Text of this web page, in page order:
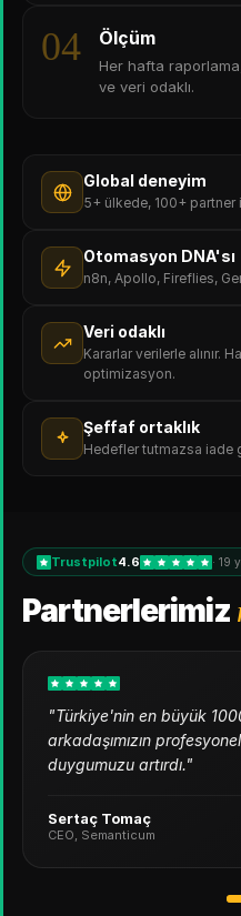
04 Ölçüm
Her hafta
ve veri odaklı.
Global deneyim
5+ ülkede, 100+ partner
Otomasyon DNA'sı
n8n, Apollo, Fireflies,
Veri odaklı
Kararlar verilerle alınır.
optimizasyon.
Şeffaf ortaklık
Hedefler tutmazsa iade
Trustpilot4.6 · 19
Partnerlerimiz
"Türkiye'nin en büyük
arkadaşımızın
duygumuzu artırdı."
Sertaç Tomaç
CEO, Semanticum